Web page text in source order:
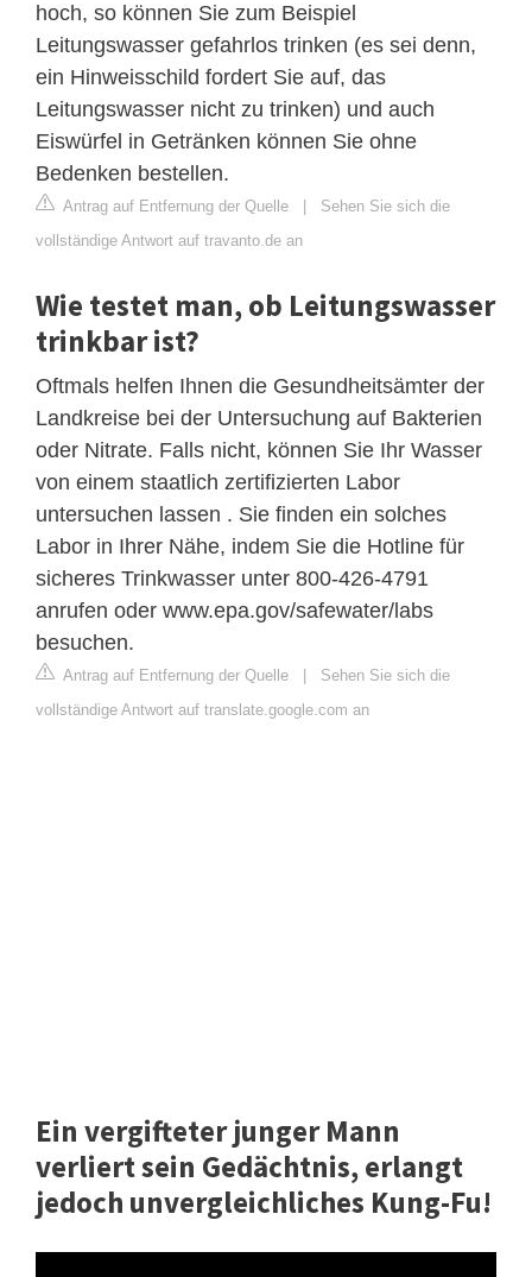
hoch, so können Sie zum Beispiel
Leitungswasser gefahrlos trinken (es sei denn,
ein Hinweisschild fordert Sie auf, das
Leitungswasser nicht zu trinken) und auch
Eiswürfel in Getränken können Sie ohne
Bedenken bestellen.
Antrag auf Entfernung der Quelle
Sehen Sie sich die
vollständige Antwort auf travanto.de an
Wie testet man, ob Leitungswasser
trinkbar ist?
Oftmals helfen Ihnen die Gesundheitsämter der
Landkreise bei der Untersuchung auf Bakterien
oder Nitrate. Falls nicht, können Sie Ihr Wasser
von einem staatlich zertifizierten Labor
untersuchen lassen . Sie finden ein solches
Labor in Ihrer Nähe, indem Sie die Hotline für
sicheres Trinkwasser unter 800-426-4791
anrufen oder www.epa.gov/safewater/labs
besuchen.
Antrag auf Entfernung der Quelle
Sehen Sie sich die
vollständige Antwort auf translate.google.com an
Ein vergifteter junger Mann
verliert sein Gedächtnis, erlangt
jedoch unvergleichliches Kung-Fu!